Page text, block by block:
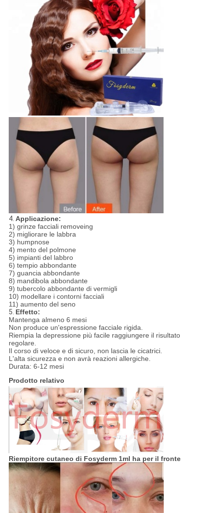
4. Applicazione:
1) grinze facciali removeing
2) migliorare le labbra
3) humpnose
4) mento del polmone
5) impianti del labbro
6) tempio abbondante
7) guancia abbondante
8) mandibola abbondante
9) tubercolo abbondante di vermigli
10) modellare i contorni facciali
11) aumento del seno
5. Effetto:
Mantenga almeno 6 mesi
Non produce un'espressione facciale rigida.
Riempia la depressione più facile raggiungere il risultato
regolare.
Il corso di veloce e di sicuro, non lascia le cicatrici.
L'alta sicurezza e non avrà reazioni allergiche.
Durata: 6-12 mesi
Prodotto relativo
Riempitore cutaneo di Fosyderm 1ml ha per il fronte